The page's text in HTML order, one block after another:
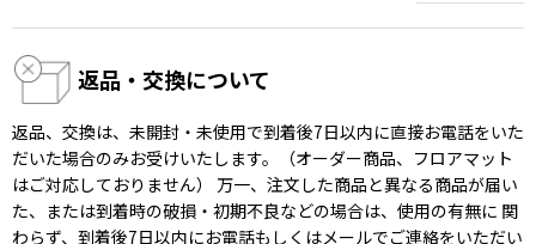
返品・交換について
返品、交換は、未開封・未使用で到着後7日以内に直接お電話をいた
だいた場合のみお受けいたします。（オーダー商品、フロアマット
はご対応しておりません） 万一、注文した商品と異なる商品が届い
た、または到着時の破損・初期不良などの場合は、使用の有無に 関
わらず、到着後7日以内にお電話もしくはメールでご連絡をいただい